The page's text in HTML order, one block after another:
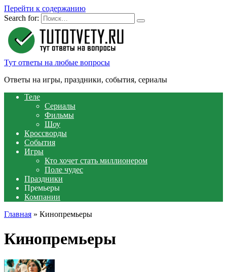
Перейти к содержанию
Search for:
Тут ответы на любые вопросы
Ответы на игры, праздники, события, сериалы
Теле
Сериалы
Фильмы
Шоу
Кроссворды
События
Игры
Кто хочет стать миллионером
Поле чудес
Праздники
Премьеры
Компании
Главная » Кинопремьеры
Кинопремьеры